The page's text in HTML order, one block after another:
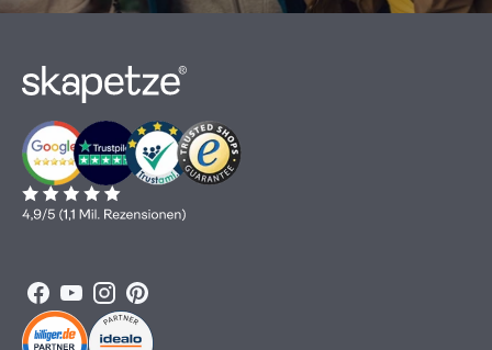
Facebook
YouTubeInstagram
Pinterest